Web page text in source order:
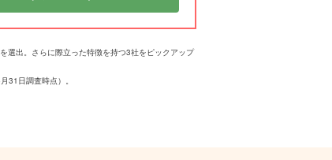
出。さらに際立った特徴を持つ3社をピックアップ
31日調査時点）。